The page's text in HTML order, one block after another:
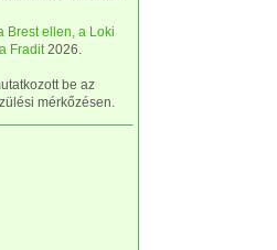
Brest ellen, a Loki
Fradit 2026.
be az
mérkőzésen.